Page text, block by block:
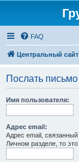
FAQ
Центральный сайт
Послать
Имя пользователя:
Адрес email:
Адрес email,
Личном разделе, то